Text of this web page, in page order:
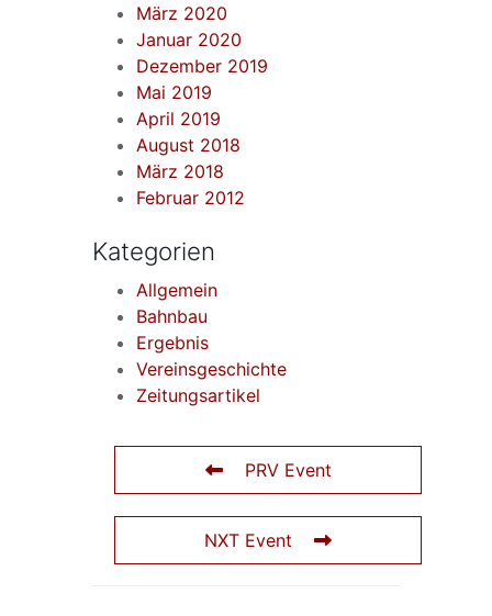
März 2020
Januar 2020
Dezember 2019
Mai 2019
April 2019
August 2018
März 2018
Februar 2012
Kategorien
Allgemein
Bahnbau
Ergebnis
Vereinsgeschichte
Zeitungsartikel
PRV Event
NXT Event